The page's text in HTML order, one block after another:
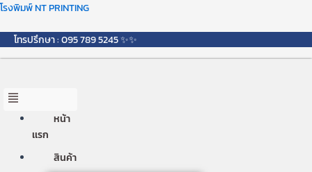
Skip
content
โรงพิมพ์ NT PRINTING
โทรปรึกษา : 095 789 5245 ✨✨
Menu
หน้า
เเรก
สินค้า